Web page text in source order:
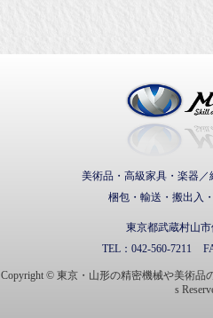
美術品・高級家具・楽器
梱包・輸送・搬出入
東京都武蔵村山市
TEL： 042-560-7211
Copyright © 東京・山形の精密機械や美術品
s